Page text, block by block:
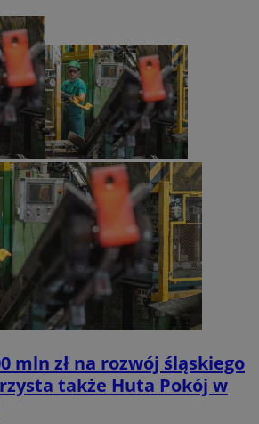
mln zł na rozwój śląskiego
także Huta Pokój w